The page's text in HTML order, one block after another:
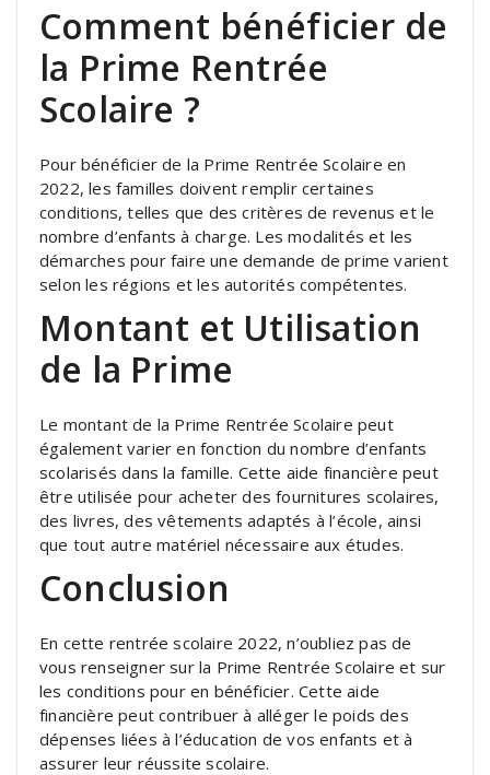
Comment bénéficier de
la Prime Rentrée
Scolaire ?
Pour bénéficier de la Prime Rentrée Scolaire en
2022, les familles doivent remplir certaines
conditions, telles que des critères de revenus et le
nombre d’enfants à charge. Les modalités et les
démarches pour faire une demande de prime varient
selon les régions et les autorités compétentes.
Montant et Utilisation
de la Prime
Le montant de la Prime Rentrée Scolaire peut
également varier en fonction du nombre d’enfants
scolarisés dans la famille. Cette aide financière peut
être utilisée pour acheter des fournitures scolaires,
des livres, des vêtements adaptés à l’école, ainsi
que tout autre matériel nécessaire aux études.
Conclusion
En cette rentrée scolaire 2022, n’oubliez pas de
vous renseigner sur la Prime Rentrée Scolaire et sur
les conditions pour en bénéficier. Cette aide
financière peut contribuer à alléger le poids des
dépenses liées à l’éducation de vos enfants et à
assurer leur réussite scolaire.